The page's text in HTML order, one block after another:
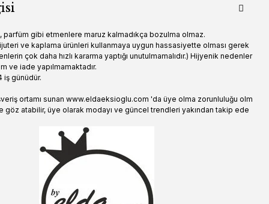
parfüm gibi etmenlere maruz kalmadıkça bozulma olmaz.
ve kaplama ürünleri kullanmaya uygun hassasiyette olması gerek
çok daha hızlı kararma yaptığı unutulmamalıdır.) Hijyenik nedenler
ve iade yapılmamaktadır.
iş günüdür.
ortamı sunan www.eldaeksioglu.com 'da üye olma zorunluluğu olm
göz atabilir, üye olarak modayı ve güncel trendleri yakından takip ede